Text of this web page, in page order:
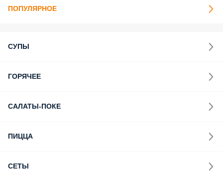
ПОПУЛЯРНОЕ
СУПЫ
ГОРЯЧЕЕ
САЛАТЫ-ПОКЕ
ПИЦЦА
СЕТЫ